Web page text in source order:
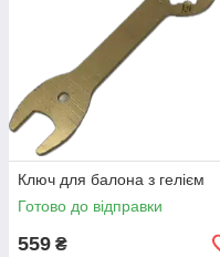
Ключ для балона з гелієм
Готово до відправки
559 ₴